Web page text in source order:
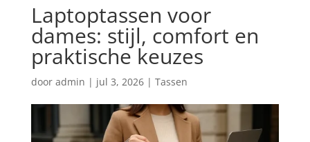
Laptoptassen voor
dames: stijl, comfort en
praktische keuzes
door admin | jul 3, 2026| Tassen